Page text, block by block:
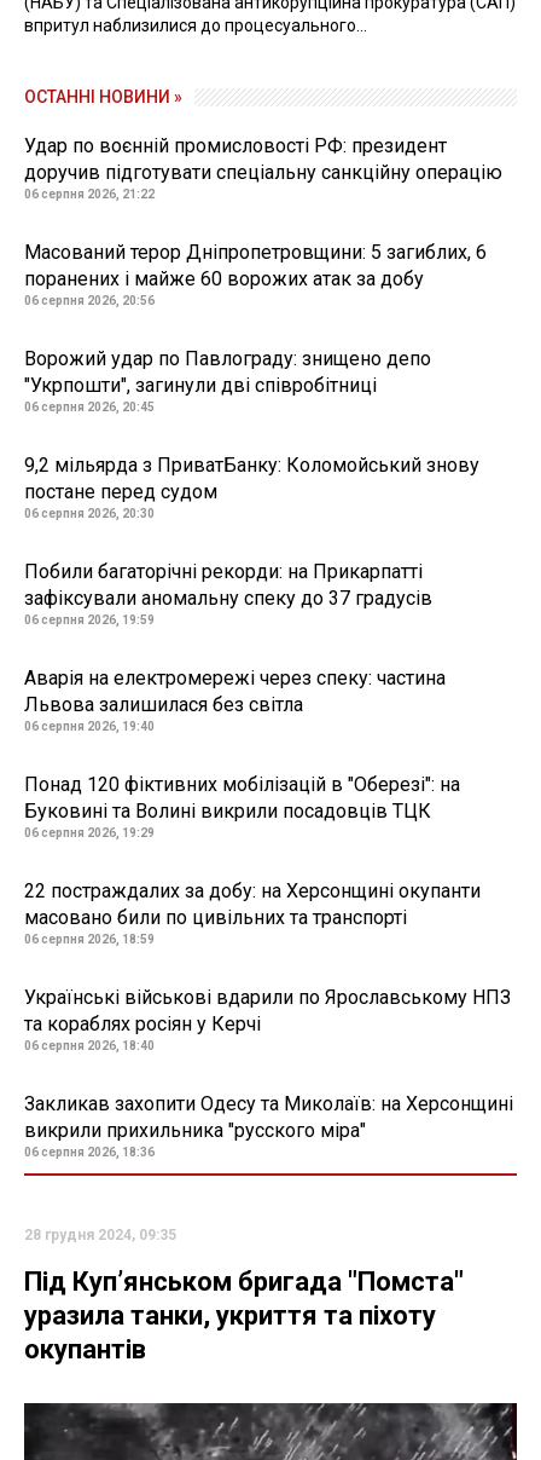
впритул наблизилися до процесуального...
ОСТАННІ НОВИНИ »
Удар по воєнній промисловості РФ: президент
доручив підготувати спеціальну санкційну операцію
06 серпня 2026, 21:22
Масований терор Дніпропетровщини: 5 загиблих, 6
поранених і майже 60 ворожих атак за добу
06 серпня 2026, 20:56
Ворожий удар по Павлограду: знищено депо
"Укрпошти", загинули дві співробітниці
06 серпня 2026, 20:45
9,2 мільярда з ПриватБанку: Коломойський знову
постане перед судом
06 серпня 2026, 20:30
Побили багаторічні рекорди: на Прикарпатті
зафіксували аномальну спеку до 37 градусів
06 серпня 2026, 19:59
Аварія на електромережі через спеку: частина
Львова залишилася без світла
06 серпня 2026, 19:40
Понад 120 фіктивних мобілізацій в "Оберезі": на
Буковині та Волині викрили посадовців ТЦК
06 серпня 2026, 19:29
22 постраждалих за добу: на Херсонщині окупанти
масовано били по цивільних та транспорті
06 серпня 2026, 18:59
Українські військові вдарили по Ярославському НПЗ
та кораблях росіян у Керчі
06 серпня 2026, 18:40
Закликав захопити Одесу та Миколаїв: на Херсонщині
викрили прихильника "русского міра"
06 серпня 2026, 18:36
28 грудня 2024, 09:35
Під Куп’янськом бригада "Помста"
уразила танки, укриття та піхоту
окупантів